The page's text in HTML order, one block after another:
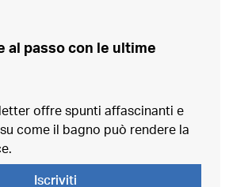
al passo con le ultime
offre spunti affascinanti e
come il bagno può rendere la
Iscriviti